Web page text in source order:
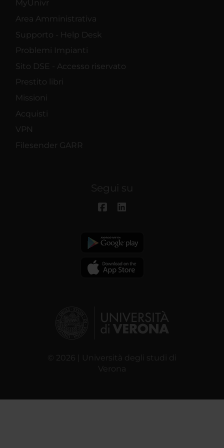
MyUnivr
Area Amministrativa
Supporto - Help Desk
Problemi Impianti
Sito DSE - Accesso riservato
Prestito libri
Missioni
Acquisti
VPN
Filesender GARR
Segui su
© 2026 | Università degli studi di
Verona